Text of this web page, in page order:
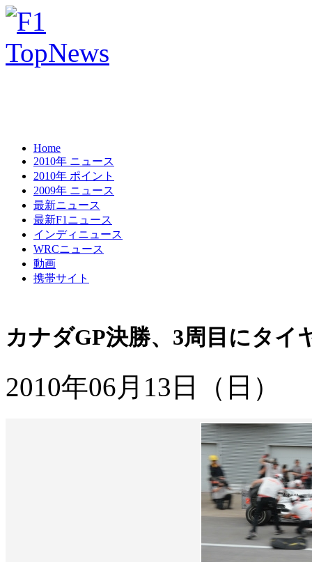
Home
2010年 ニュース
2010年 ポイント
2009年 ニュース
最新ニュース
最新F1ニュース
インディニュース
WRCニュース
動画
携帯サイト
カナダGP決勝、3周目にタイ
2010年06月13日（日）